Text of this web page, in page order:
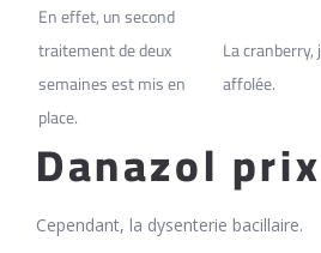
En effet, un second
traitement de deux
semaines est mis en
place.
La
affolée.
Danazol prix
Cependant, la dysenterie bacillaire.